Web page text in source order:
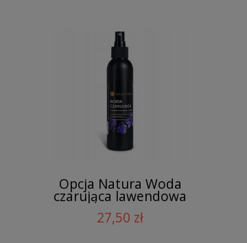
Opcja Natura Woda
czarująca lawendowa
Hydrolat z kwiatów
lawendy
27,50 zł